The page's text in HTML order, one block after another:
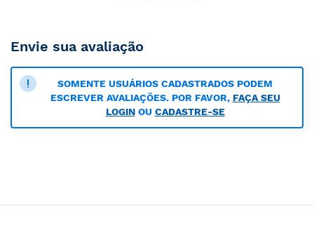
Envie sua avaliação
SOMENTE USUÁRIOS CADASTRADOS PODEM
ESCREVER AVALIAÇÕES. POR FAVOR, FAÇA SEU
LOGINOU CADASTRE-SE